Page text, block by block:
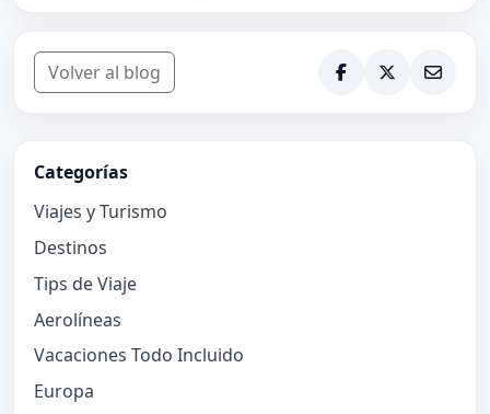
Volver al blog
Categorías
Viajes y Turismo
Destinos
Tips de Viaje
Aerolíneas
Vacaciones Todo Incluido
Europa